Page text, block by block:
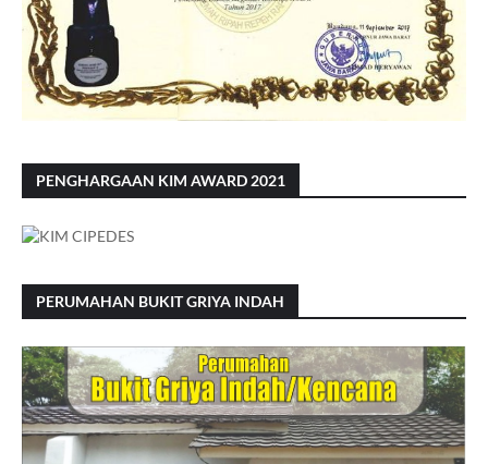
PENGHARGAAN KIM AWARD 2021
PERUMAHAN BUKIT GRIYA INDAH